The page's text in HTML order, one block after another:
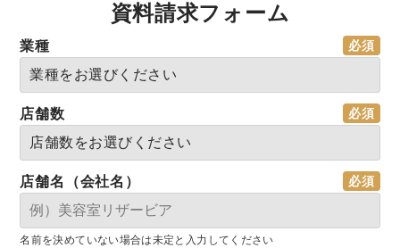
資料請求フォーム
業種
店舗数
店舗名（会社名）
名前を決めていない場合は未定と入力してください